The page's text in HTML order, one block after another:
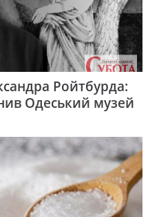
Ройтбурда:
Одеський музей